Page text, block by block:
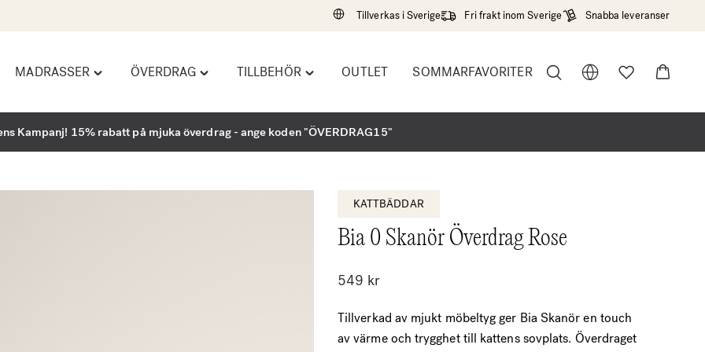
Tillverkas i Sverige Fri frakt inom Sverige Snabba leveranser
MADRASSERToggle
menu
ÖVERDRAGToggle
menu
TILLBEHÖRToggle
menu
OUTLET SOMMARFAVORITER
Kampanj! 15% rabatt på mjuka överdrag - ange koden "ÖVERDRAG15"
KATTBÄDDAR
Bia 0 Skanör Överdrag Rose
549 kr
Tillverkad av mjukt möbeltyg ger Bia Skanör en touch
av värme och trygghet till kattens sovplats. Överdraget